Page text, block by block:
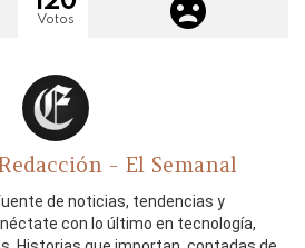
Votos
- El Semanal
de noticias, tendencias y
con lo último en tecnología,